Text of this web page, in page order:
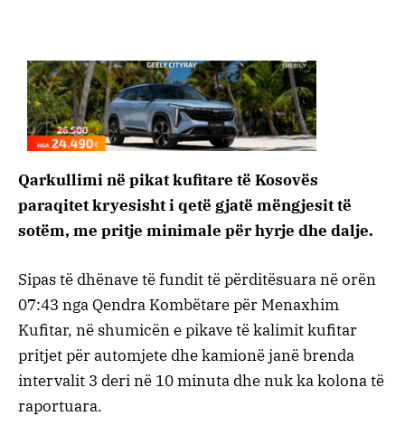
Qarkullimi në pikat kufitare të Kosovës
paraqitet kryesisht i qetë gjatë mëngjesit të
sotëm, me pritje minimale për hyrje dhe dalje.
Sipas të dhënave të fundit të përditësuara në orën
07:43 nga Qendra Kombëtare për Menaxhim
Kufitar, në shumicën e pikave të kalimit kufitar
pritjet për automjete dhe kamionë janë brenda
intervalit 3 deri në 10 minuta dhe nuk ka kolona të
raportuara.